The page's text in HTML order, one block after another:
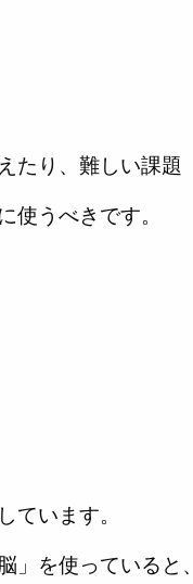
たり、難しい課題
使うべきです。
ています。
」を使っていると、